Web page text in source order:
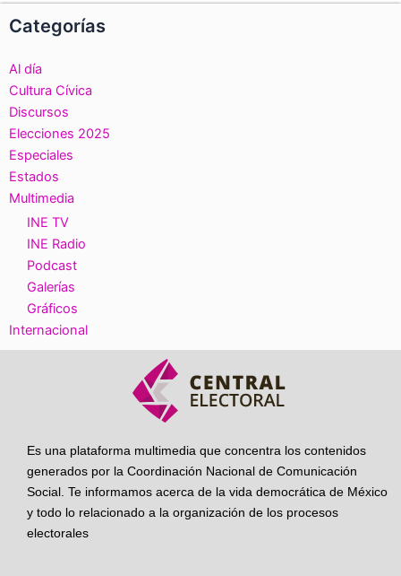
Categorías
Al día
Cultura Cívica
Discursos
Elecciones 2025
Especiales
Estados
Multimedia
INE TV
INE Radio
Podcast
Galerías
Gráficos
Internacional
Es una plataforma multimedia que concentra los contenidos
generados por la Coordinación Nacional de Comunicación
Social. Te informamos acerca de la vida democrática de México
y todo lo relacionado a la organización de los procesos
electorales